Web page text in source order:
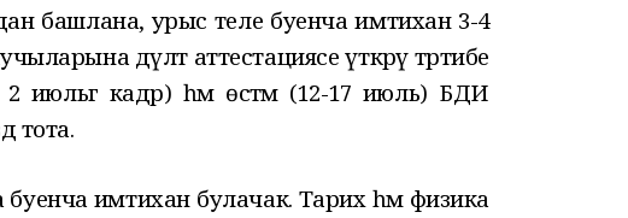
башлана, урыс теле буенча имтихан 3-4
дәүләт аттестациясе үткәрү тәртибе
кадәр) һәм өстәмә (12-17 июль) БДИ
тота.
имтихан булачак. Тарих һәм физика